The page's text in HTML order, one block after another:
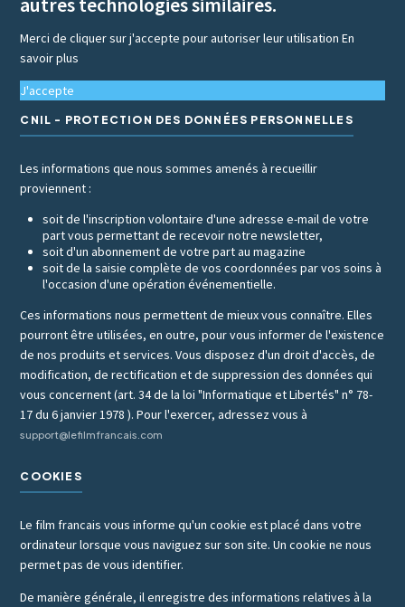
Merci de cliquer sur j'accepte pour autoriser leur utilisationEn
savoir plus
J'accepte
CNIL - PROTECTION DES DONNÉES PERSONNELLES
Les informations que nous sommes amenés à recueillir
proviennent :
soit de l'inscription volontaire d'une adresse e-mail de votre
part vous permettant de recevoir notre newsletter,
soit d'un abonnement de votre part au magazine
soit de la saisie complète de vos coordonnées par vos soins à
l'occasion d'une opération événementielle.
Ces informations nous permettent de mieux vous connaître. Elles
pourront être utilisées, en outre, pour vous informer de l'existence
de nos produits et services. Vous disposez d'un droit d'accès, de
modification, de rectification et de suppression des données qui
vous concernent (art. 34 de la loi "Informatique et Libertés" n° 78-
17 du 6 janvier 1978 ). Pour l'exercer, adressez vous à
support@lefilmfrancais.com
COOKIES
Le film francais vous informe qu'un cookie est placé dans votre
ordinateur lorsque vous naviguez sur son site. Un cookie ne nous
permet pas de vous identifier.
De manière générale, il enregistre des informations relatives à la